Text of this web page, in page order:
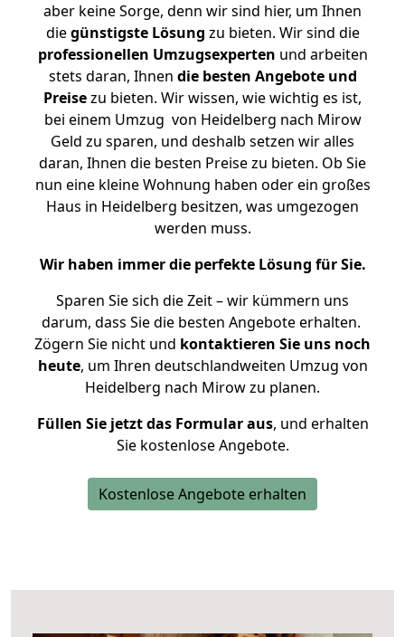
aber keine Sorge, denn wir sind hier, um Ihnen
diegünstigste Lösung zu bieten. Wir sind die
professionellen Umzugsexperten und arbeiten
stets daran, Ihnen die besten Angebote und
Preisezu bieten. Wir wissen, wie wichtig es ist,
bei einem Umzug von Heidelberg nach Mirow
Geld zu sparen, und deshalb setzen wir alles
daran, Ihnen die besten Preise zu bieten. Ob Sie
nun eine kleine Wohnung haben oder ein großes
Haus in Heidelberg besitzen, was umgezogen
werden muss.
Wir haben immer die perfekte Lösung für Sie.
Sparen Sie sich die Zeit – wir kümmern uns
darum, dass Sie die besten Angebote erhalten.
Zögern Sie nicht und kontaktieren Sie uns noch
heute, um Ihren deutschlandweiten Umzug von
Heidelberg nach Mirow zu planen.
Füllen Sie jetzt das Formular aus, und erhalten
Sie kostenlose Angebote.
Kostenlose Angebote erhalten